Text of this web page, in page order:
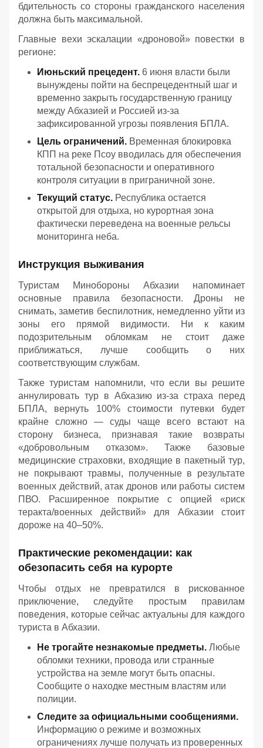
бдительность со стороны гражданского населения
должна быть максимальной.
Главные вехи эскалации «дроновой» повестки в
регионе:
Июньский прецедент. 6 июня власти были
вынуждены пойти на беспрецедентный шаг и
временно закрыть государственную границу
между Абхазией и Россией из-за
зафиксированной угрозы появления БПЛА.
Цель ограничений. Временная блокировка
КПП на реке Псоу вводилась для обеспечения
тотальной безопасности и оперативного
контроля ситуации в приграничной зоне.
Текущий статус. Республика остается
открытой для отдыха, но курортная зона
фактически переведена на военные рельсы
мониторинга неба.
Инструкция выживания
Туристам Минобороны Абхазии напоминает
основные правила безопасности. Дроны не
снимать, заметив беспилотник, немедленно уйти из
зоны его прямой видимости. Ни к каким
подозрительным обломкам не стоит даже
приближаться, лучше сообщить о них
соответствующим службам.
Также туристам напомнили, что если вы решите
аннулировать тур в Абхазию из-за страха перед
БПЛА, вернуть 100% стоимости путевки будет
крайне сложно — суды чаще всего встают на
сторону бизнеса, признавая такие возвраты
«добровольным отказом». Также базовые
медицинские страховки, входящие в пакетный тур,
не покрывают травмы, полученные в результате
военных действий, атак дронов или работы систем
ПВО. Расширенное покрытие с опцией «риск
теракта/военных действий» для Абхазии стоит
дороже на 40–50%.
Практические рекомендации: как
обезопасить себя на курорте
Чтобы отдых не превратился в рискованное
приключение, следуйте простым правилам
поведения, которые сейчас актуальны для каждого
туриста в Абхазии.
Не трогайте незнакомые предметы. Любые
обломки техники, провода или странные
устройства на земле могут быть опасны.
Сообщите о находке местным властям или
полиции.
Следите за официальными сообщениями.
Информацию о режиме и возможных
ограничениях лучше получать из проверенных